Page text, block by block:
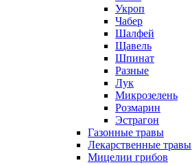
Укроп
Чабер
Шалфей
Щавель
Шпинат
Разные
Лук
Микрозелень
Розмарин
Эстрагон
Газонные травы
Лекарственные травы
Мицелии грибов